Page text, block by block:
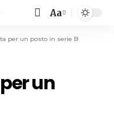
Aa
per un posto in serie B
un